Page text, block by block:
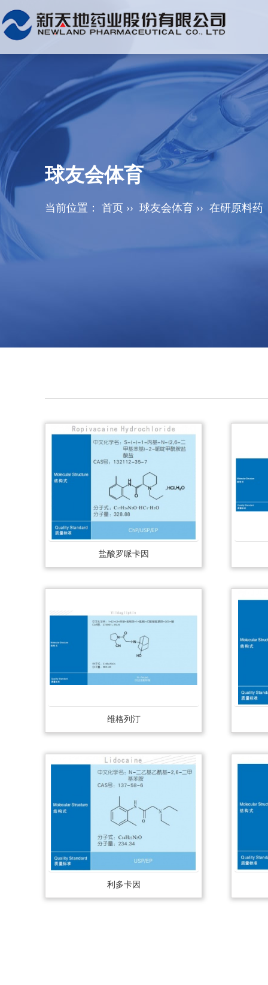
球友会体育
当前位置： 首页 ›› 球友会体育 ›› 在研原料药
盐酸罗哌卡因
维格列汀
利多卡因